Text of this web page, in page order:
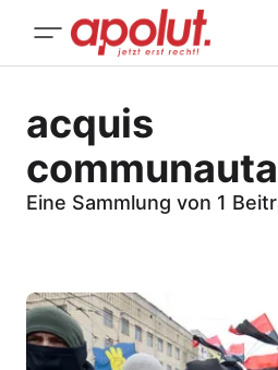
acquis
Eine Sammlung von 1